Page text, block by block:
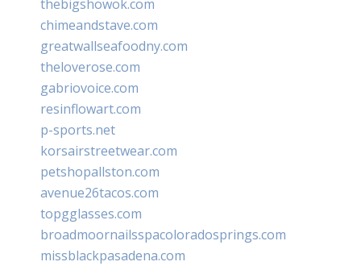
thebigshowok.com
chimeandstave.com
greatwallseafoodny.com
theloverose.com
gabriovoice.com
resinflowart.com
p-sports.net
korsairstreetwear.com
petshopallston.com
avenue26tacos.com
topgglasses.com
broadmoornailsspacoloradosprings.com
missblackpasadena.com